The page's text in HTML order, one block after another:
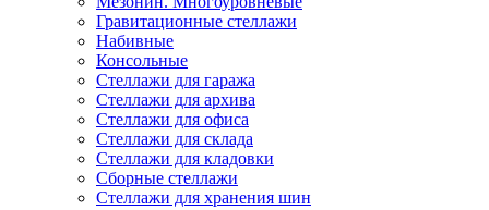
Гравитационные стеллажи
Набивные
Консольные
Стеллажи для гаража
Стеллажи для архива
Стеллажи для офиса
Стеллажи для склада
Стеллажи для кладовки
Сборные стеллажи
Стеллажи для хранения шин